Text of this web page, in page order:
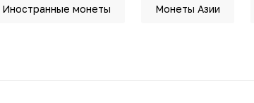
Иностранные монеты Монеты Азии